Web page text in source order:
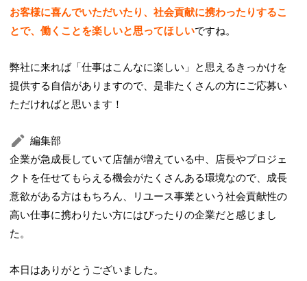
お客様に喜んでいただいたり、社会貢献に携わったりするこ
とで、働くことを楽しいと思ってほしいですね。
弊社に来れば「仕事はこんなに楽しい」と思えるきっかけを
提供する自信がありますので、是非たくさんの方にご応募い
ただければと思います！
編集部
企業が急成長していて店舗が増えている中、店長やプロジェ
クトを任せてもらえる機会がたくさんある環境なので、成長
意欲がある方はもちろん、リユース事業という社会貢献性の
高い仕事に携わりたい方にはぴったりの企業だと感じまし
た。
本日はありがとうございました。